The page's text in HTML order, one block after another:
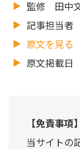
監修 田中
記事担当
原文を見る
原文掲載
【免責事項】
当サイトの